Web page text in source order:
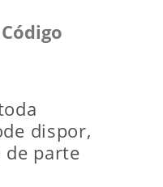
dispor,
de parte